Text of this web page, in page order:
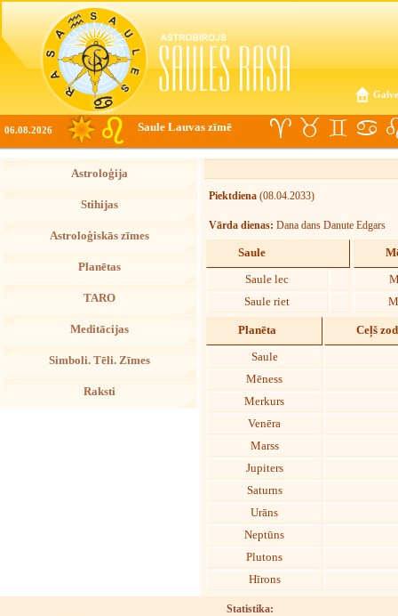
06.08.2026 Saule Lauvas zīmē
Astroloģija
Stihijas
Astroloģiskās zīmes
Planētas
TARO
Meditācijas
Simboli. Tēli. Zīmes
Raksti
Piektdiena (08.04.2033)
Vārda dienas: Dana dans Danute Edgars
Saule
Saule lec
Saule riet
Planēta Ceļš
Saule
Mēness
Merkurs
Venēra
Marss
Jupiters
Saturns
Urāns
Neptūns
Plutons
Hīrons
Statistika: